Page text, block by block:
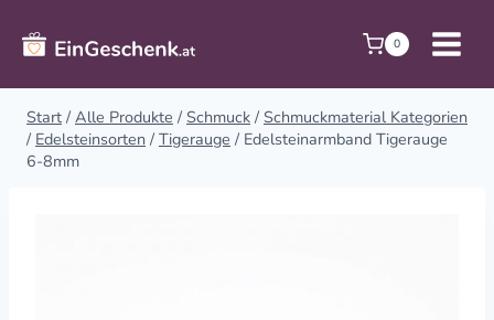
Inhalt
springen
0
Start / Alle Produkte / Schmuck / Schmuckmaterial Kategorien
/ Edelsteinsorten / Tigerauge / Edelsteinarmband Tigerauge
6-8mm